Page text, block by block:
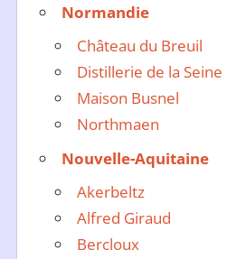
Normandie
Château du Breuil
Distillerie de la Seine
Maison Busnel
Northmaen
Nouvelle-Aquitaine
Akerbeltz
Alfred Giraud
Bercloux